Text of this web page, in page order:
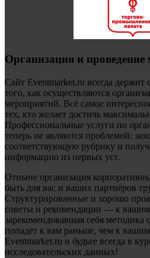
Организация и проведение
Сайт Eventmarket.ru всегда держит
того, как осуществляются
мероприятий. Всё самое
тех, кто желает достичь
Профессиональные услуги по
теперь не являются проблемой:
соответствующую рубрику и
информацию из первых уст.
Отныне организация
быть для вас и ваших партнёров
Структурированные и хорошо
советы и рекомендации — к
зарекомендовавшая себя
попадёт к вам раньше, чем к
Eventmarket.ru и будьте всегда в
исследовательских данных!